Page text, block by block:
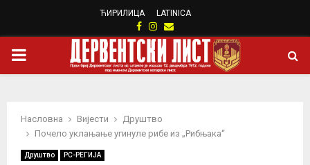
ЋИРИЛИЦА LATINICA
Facebook
Instagram
Email
PRIMARY
Насловна Вијести
Друштво
Почело уклањање угинуле рибе из „Рибњака“
Друштво РС-РЕГИЈА